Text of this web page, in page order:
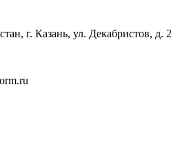
г. Казань, ул. Декабристов, д. 2